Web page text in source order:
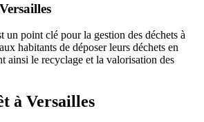
un point clé pour la gestion des déchets à
habitants de déposer leurs déchets en
ainsi le recyclage et la valorisation des
à Versailles